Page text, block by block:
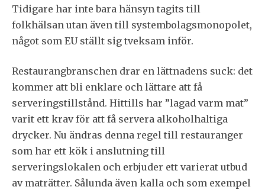
Tidigare har inte bara hänsyn tagits till
folkhälsan utan även till systembolagsmonopolet,
något som EU ställt sig tveksam inför.
Restaurangbranschen drar en lättnadens suck: det
kommer att bli enklare och lättare att få
serveringstillstånd. Hittills har ”lagad varm mat”
varit ett krav för att få servera alkoholhaltiga
drycker. Nu ändras denna regel till restauranger
som har ett kök i anslutning till
serveringslokalen och erbjuder ett varierat utbud
av maträtter. Sålunda även kalla och som exempel